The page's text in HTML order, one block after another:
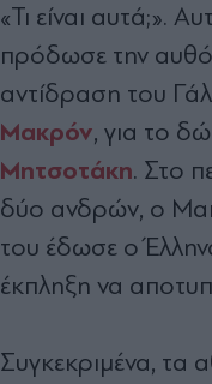
«Τι είναι αυτά;».
πρόδωσε την
αντίδραση του
Μακρόν, για το
Μητσοτάκη. Στο
δύο ανδρών, ο
του έδωσε ο
έκπληξη να
Συγκεκριμένα, τα